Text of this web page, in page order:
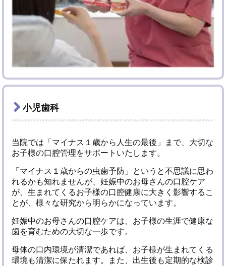
小児歯科
当院では「マイナス１歳から人生の最後」まで、大切な
お子様の口腔管理をサポートいたします。
「マイナス１歳からの虫歯予防」というと不思議に思わ
れるかも知れませんが、妊娠中のお母さんの口腔ケア
が、生まれてくるお子様の口腔健康に大きく影響するこ
とが、様々な研究から明らかになっています。
妊娠中のお母さんの口腔ケアは、お子様の生涯で健康な
歯を育むための大切な一歩です。
母体の口内環境が清潔であれば、お子様が生まれてくる
環境も清潔に保たれます。また、出生後も定期的な検診